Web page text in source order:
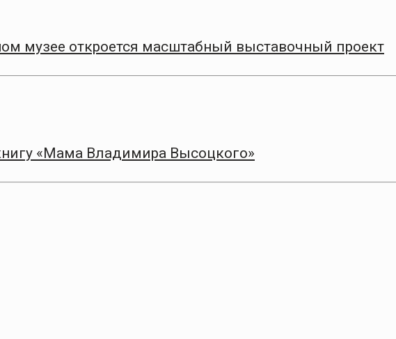
музее откроется масштабный выставочный проект
«Мама Владимира Высоцкого»